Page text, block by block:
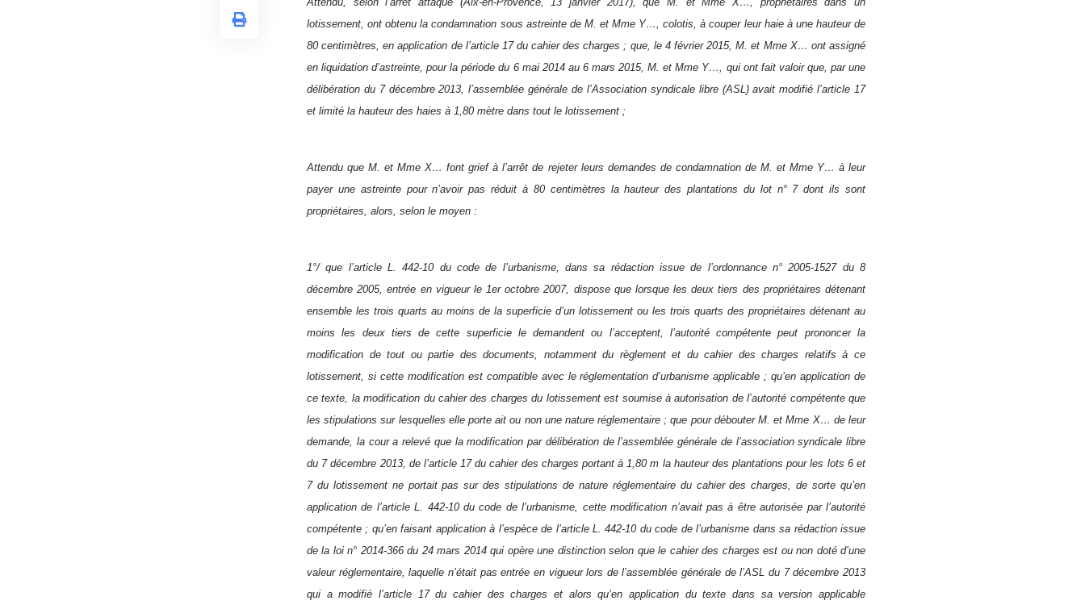
lotissement, ont obtenu la condamnation sous astreinte de M. et Mme Y…, colotis, à couper leur haie à une hauteur de
80 centimètres, en application de l’article 17 du cahier des charges ; que, le 4 février 2015, M. et Mme X… ont assigné
en liquidation d’astreinte, pour la période du 6 mai 2014 au 6 mars 2015, M. et Mme Y…, qui ont fait valoir que, par une
délibération du 7 décembre 2013, l’assemblée générale de l’Association syndicale libre (ASL) avait modifié l’article 17
et limité la hauteur des haies à 1,80 mètre dans tout le lotissement ;
Attendu que M. et Mme X… font grief à l’arrêt de rejeter leurs demandes de condamnation de M. et Mme Y… à leur
payer une astreinte pour n’avoir pas réduit à 80 centimètres la hauteur des plantations du lot n° 7 dont ils sont
propriétaires, alors, selon le moyen :
1°/ que l’article L. 442-10 du code de l’urbanisme, dans sa rédaction issue de l’ordonnance n° 2005-1527 du 8
décembre 2005, entrée en vigueur le 1er octobre 2007, dispose que lorsque les deux tiers des propriétaires détenant
ensemble les trois quarts au moins de la superficie d’un lotissement ou les trois quarts des propriétaires détenant au
moins les deux tiers de cette superficie le demandent ou l’acceptent, l’autorité compétente peut prononcer la
modification de tout ou partie des documents, notamment du règlement et du cahier des charges relatifs à ce
lotissement, si cette modification est compatible avec le réglementation d’urbanisme applicable ; qu’en application de
ce texte, la modification du cahier des charges du lotissement est soumise à autorisation de l’autorité compétente que
les stipulations sur lesquelles elle porte ait ou non une nature réglementaire ; que pour débouter M. et Mme X… de leur
demande, la cour a relevé que la modification par délibération de l’assemblée générale de l’association syndicale libre
du 7 décembre 2013, de l’article 17 du cahier des charges portant à 1,80 m la hauteur des plantations pour les lots 6 et
7 du lotissement ne portait pas sur des stipulations de nature réglementaire du cahier des charges, de sorte qu’en
application de l’article L. 442-10 du code de l’urbanisme, cette modification n’avait pas à être autorisée par l’autorité
compétente ; qu’en faisant application à l’espèce de l’article L. 442-10 du code de l’urbanisme dans sa rédaction issue
de la loi n° 2014-366 du 24 mars 2014 qui opère une distinction selon que le cahier des charges est ou non doté d’une
valeur réglementaire, laquelle n’était pas entrée en vigueur lors de l’assemblée générale de l’ASL du 7 décembre 2013
qui a modifié l’article 17 du cahier des charges et alors qu’en application du texte dans sa version applicable